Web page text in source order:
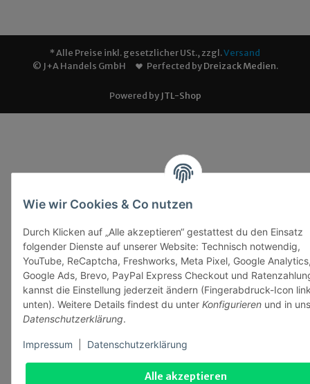
Alle akzeptieren
Wie wir Cookies & Co nutzen
Durch Klicken auf „Alle akzeptieren“ gestattest du den Einsatz
folgender Dienste auf unserer Website: Technisch notwendig,
YouTube, ReCaptcha, Freshworks, Meta Pixel, Google
Google Ads, Brevo, PayPal Express Checkout und
kannst die Einstellung jederzeit ändern (Fingerabdruck-Icon
unten). Weitere Details findest du unter Konfigurieren und in
Datenschutzerklärung.
Impressum Datenschutzerklärung
* Alle Preise inkl. gesetzlicher USt., zzgl.Versand
© J+A Handels GmbH
Perfected byDreizack Medien.
Powered by JTL-Shop